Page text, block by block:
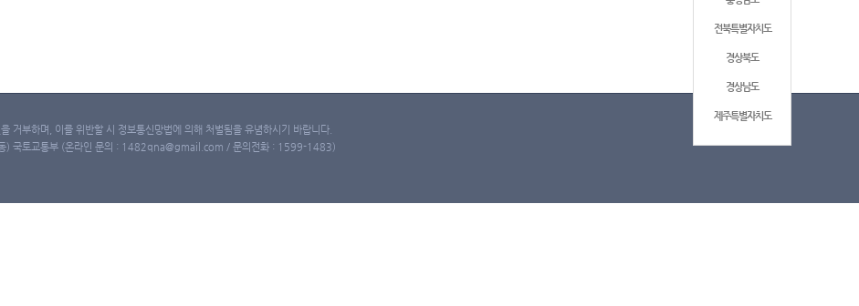
전북특별자치도
경상북도
경상남도
제주특별자치도
거부하며, 이를 위반할 시 정보통신망법에 의해 처벌됨을 유념하시기 바랍니다.
) 국토교통부 (온라인 문의 : 1482qna@gmail.com / 문의전화 : 1599-1483)